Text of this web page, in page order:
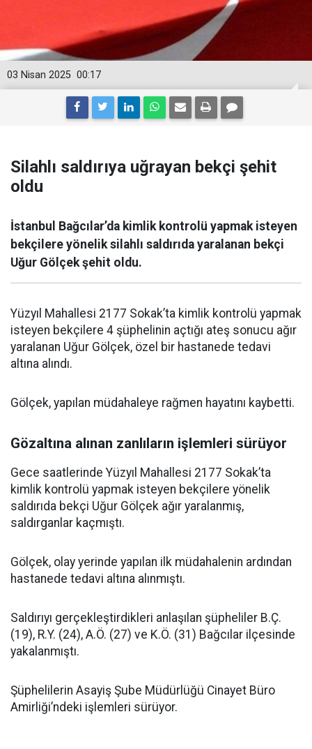
00:17
03 Nisan 2025
Silahlı saldırıya uğrayan bekçi şehit
oldu
İstanbul Bağcılar’da kimlik kontrolü yapmak isteyen
bekçilere yönelik silahlı saldırıda yaralanan bekçi
Uğur Gölçek şehit oldu.
Yüzyıl Mahallesi 2177 Sokak’ta kimlik kontrolü yapmak
isteyen bekçilere 4 şüphelinin açtığı ateş sonucu ağır
yaralanan Uğur Gölçek, özel bir hastanede tedavi
altına alındı.
Gölçek, yapılan müdahaleye rağmen hayatını kaybetti.
Gözaltına alınan zanlıların işlemleri sürüyor
Gece saatlerinde Yüzyıl Mahallesi 2177 Sokak’ta
kimlik kontrolü yapmak isteyen bekçilere yönelik
saldırıda bekçi Uğur Gölçek ağır yaralanmış,
saldırganlar kaçmıştı.
Gölçek, olay yerinde yapılan ilk müdahalenin ardından
hastanede tedavi altına alınmıştı.
Saldırıyı gerçekleştirdikleri anlaşılan şüpheliler B.Ç.
(19), R.Y. (24), A.Ö. (27) ve K.Ö. (31) Bağcılar ilçesinde
yakalanmıştı.
Şüphelilerin Asayiş Şube Müdürlüğü Cinayet Büro
Amirliği’ndeki işlemleri sürüyor.